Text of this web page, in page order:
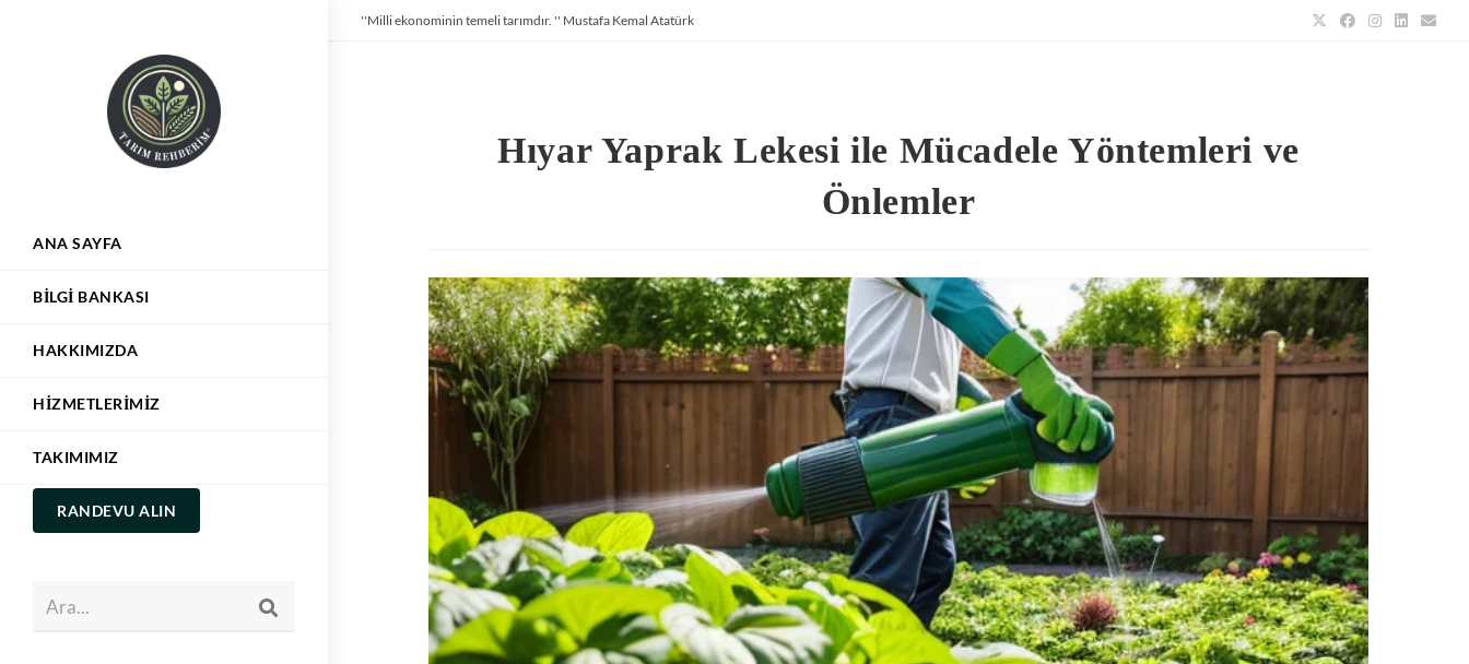
''Milli ekonominin temeli tarımdır. '' Mustafa Kemal Atatürk
ANA SAYFA
BILGI BANKASI
HAKKIMIZDA
HIZMETLERIMIZ
TAKIMIMIZ
RANDEVU ALIN
Ara...
Hıyar Yaprak Lekesi ile Mücadele Yöntemleri ve
Önlemler